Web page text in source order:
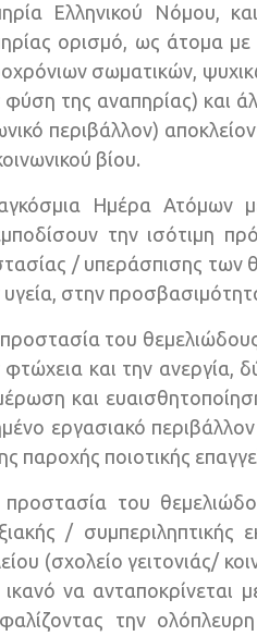
Ελληνικού Νόμου,
ορισμό, ως άτομα με
σωματικών,
φύση της αναπηρίας) και
περιβάλλον)
βίου.
Ημέρα Ατόμων
την ισότιμη
/ υπεράσπισης των
υγεία, στην
του
φτώχεια και την ανεργία,
και
εργασιακό
παροχής ποιοτικής
του
/
(σχολείο γειτονιάς/
ικανό να
την